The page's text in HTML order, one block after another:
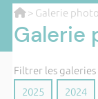
> Galerie
Galerie
Filtrer les
2025
2024